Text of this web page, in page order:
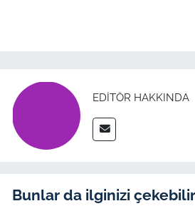
EDITÖR HAKKINDA
Bunlar da ilginizi çekebilir